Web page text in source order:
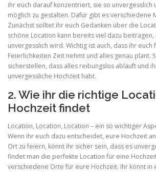
ihr euch darauf konzentriert, sie so unvergesslich
möglich zu gestalten. Dafür gibt es verschiedene
Zunächst solltet ihr euch Gedanken über die
schöne Location kann bereits viel dazu
unvergesslich wird. Wichtig ist auch, dass ihr
Feierlichkeiten Zeit nehmt und alles genau plant.
sicherstellen, dass alles reibungslos abläuft und
unvergessliche Hochzeit habt.
2. Wie ihr die richtige
Hochzeit findet
Location, Location, Location – ein so wichtiger
Wenn ihr euch dazu entscheidet, eure Hochzeit
Ort zu feiern, könnt ihr sicher sein, dass es
findet man die perfekte Location für eine
verschiedene Orte für eure Hochzeit. Ihr könnt in